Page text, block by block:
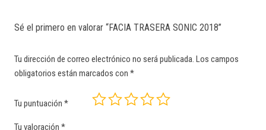
Sé el primero en valorar “FACIA TRASERA SONIC 2018”
Tu dirección de correo electrónico no será publicada. Los campos
obligatorios están marcados con *
Tu puntuación *
Tu valoración *